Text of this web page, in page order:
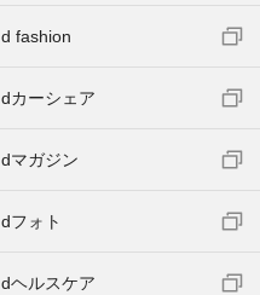
d fashion
dカーシェア
dマガジン
dフォト
dヘルスケア